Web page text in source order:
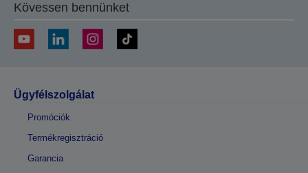
Kövessen bennünket
Ügyfélszolgálat
Promóciók
Termékregisztráció
Garancia